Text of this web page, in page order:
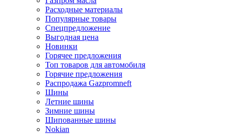
Расходные материалы
Популярные товары
Спецпредложение
Выгодная цена
Новинки
Горячее предложения
Топ товаров для автомобиля
Горячие предложения
Распродажа Gazpromneft
Шины
Летние шины
Зимние шины
Шипованные шины
Nokian